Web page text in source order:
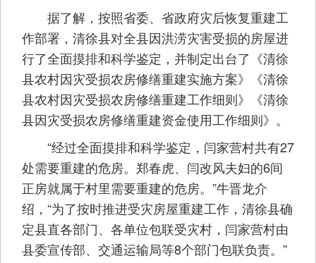
据了解，按照省委、省政府灾后恢复重建工
作部署，清徐县对全县因洪涝灾害受损的房屋进
行了全面摸排和科学鉴定，并制定出台了《清徐
县农村因灾受损农房修缮重建实施方案》《清徐
县农村因灾受损农房修缮重建工作细则》《清徐
县因灾受损农房修缮重建资金使用工作细则》。
“经过全面摸排和科学鉴定，闫家营村共有27
处需要重建的危房。郑春虎、闫改风夫妇的6间
正房就属于村里需要重建的危房。”牛晋龙介
绍，“为了按时推进受灾房屋重建工作，清徐县确
定县直各部门、各单位包联受灾村，闫家营村由
县委宣传部、交通运输局等8个部门包联负责。”